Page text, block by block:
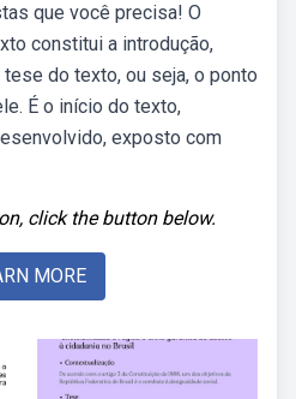
que você precisa! O
constitui a introdução,
do texto, ou seja, o ponto
É o início do texto,
exposto com
click the button below.
MORE